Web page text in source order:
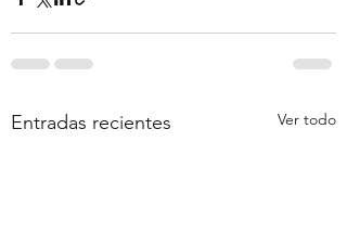
Entradas recientes Ver todo